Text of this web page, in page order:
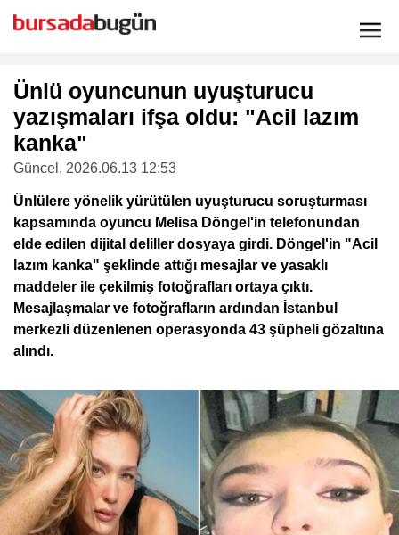
Ünlü oyuncunun uyuşturucu
yazışmaları ifşa oldu: "Acil lazım
kanka"
Güncel , 2026.06.13 12:53
Ünlülere yönelik yürütülen uyuşturucu soruşturması
kapsamında oyuncu Melisa Döngel'in telefonundan
elde edilen dijital deliller dosyaya girdi. Döngel'in "Acil
lazım kanka" şeklinde attığı mesajlar ve yasaklı
maddeler ile çekilmiş fotoğrafları ortaya çıktı.
Mesajlaşmalar ve fotoğrafların ardından İstanbul
merkezli düzenlenen operasyonda 43 şüpheli gözaltına
alındı.